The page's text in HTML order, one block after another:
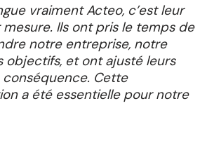
vraiment Acteo, c’est leur
Ils ont pris le temps de
notre entreprise, notre
objectifs, et ont ajusté leurs
Cette
a été essentielle pour notre